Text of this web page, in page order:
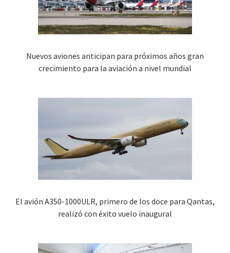
Nuevos aviones anticipan para próximos años gran
crecimiento para la aviación a nivel mundial
El avión A350-1000ULR, primero de los doce para Qantas,
realizó con éxito vuelo inaugural